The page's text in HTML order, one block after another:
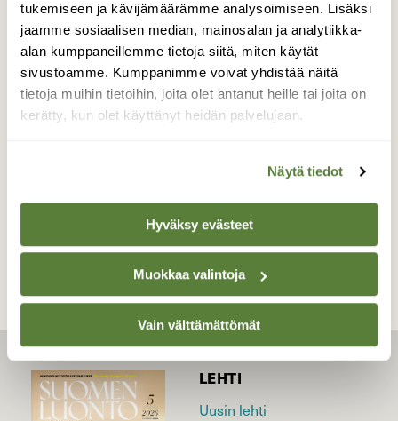
tukemiseen ja kävijämäärämme analysoimiseen. Lisäksi
jaamme sosiaalisen median, mainosalan ja analytiikka-
alan kumppaneillemme tietoja siitä, miten käytät
sivustoamme. Kumppanimme voivat yhdistää näitä
tietoja muihin tietoihin, joita olet antanut heille tai joita on
kerätty, kun olet käyttänyt heidän palvelujaan.
Näytä tiedot
Hyväksy evästeet
Muokkaa valintoja
Vain välttämättömät
LEHTI
Uusin lehti